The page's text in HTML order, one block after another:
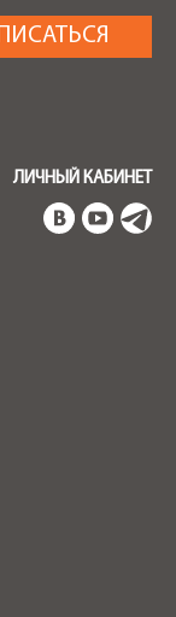
ЛИЧНЫЙ КАБИНЕТ